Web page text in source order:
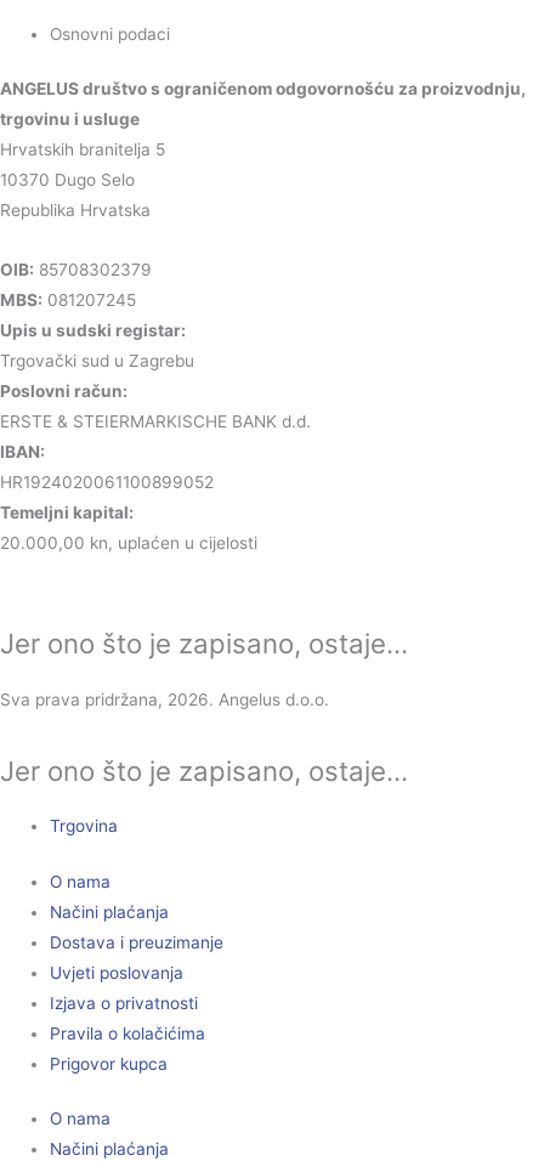
Osnovni podaci
ANGELUS društvo s ograničenom odgovornošću za proizvodnju,
trgovinu i usluge
Hrvatskih branitelja 5
10370 Dugo Selo
Republika Hrvatska
OIB: 85708302379
MBS: 081207245
Upis u sudski registar:
Trgovački sud u Zagrebu
Poslovni račun:
ERSTE & STEIERMARKISCHE BANK d.d.
IBAN:
HR1924020061100899052
Temeljni kapital:
20.000,00 kn, uplaćen u cijelosti
Jer ono što je zapisano, ostaje...
Sva prava pridržana, 2026. Angelus d.o.o.
Jer ono što je zapisano, ostaje...
Trgovina
O nama
Načini plaćanja
Dostava i preuzimanje
Uvjeti poslovanja
Izjava o privatnosti
Pravila o kolačićima
Prigovor kupca
O nama
Načini plaćanja